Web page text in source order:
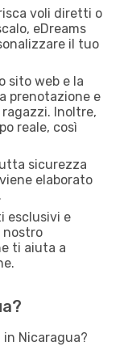
voli diretti o
eDreams
il tuo
sito web e la
prenotazione e
Inoltre,
reale, così
sicurezza
elaborato
esclusivi e
nostro
ti aiuta a
Nicaragua?